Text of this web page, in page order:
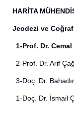
HARİTA
Jeodezi ve
1-Prof. Dr. Cemal
2-Prof. Dr. Arif
3-Doç. Dr.
1-Doç. Dr. İsmail